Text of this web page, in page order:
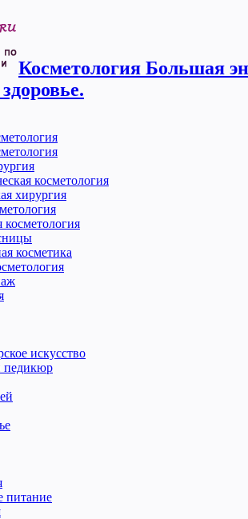
Косметология Большая
косметология
хирургия
косметология
косметика
искусство
питание